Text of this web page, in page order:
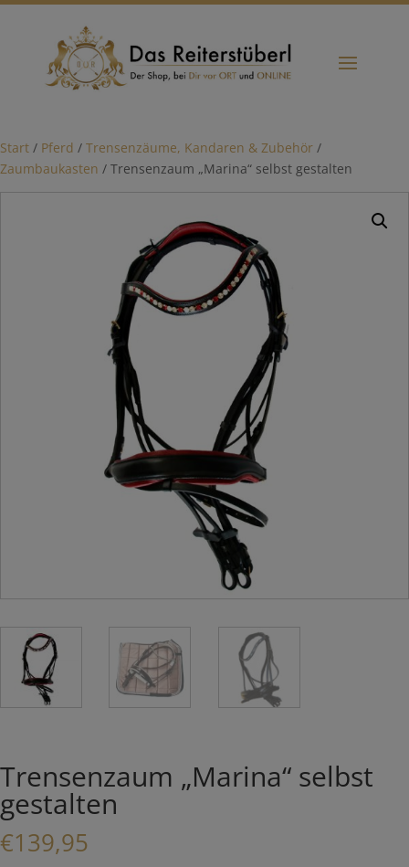
Start / Pferd / Trensenzäume, Kandaren & Zubehör /
Zaumbaukasten / Trensenzaum „Marina“ selbst gestalten
Trensenzaum „Marina“ selbst
gestalten
€139,95